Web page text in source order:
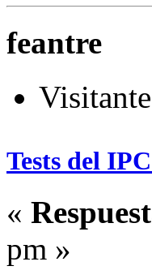
feantre
Visitante
Tests del
«
pm »